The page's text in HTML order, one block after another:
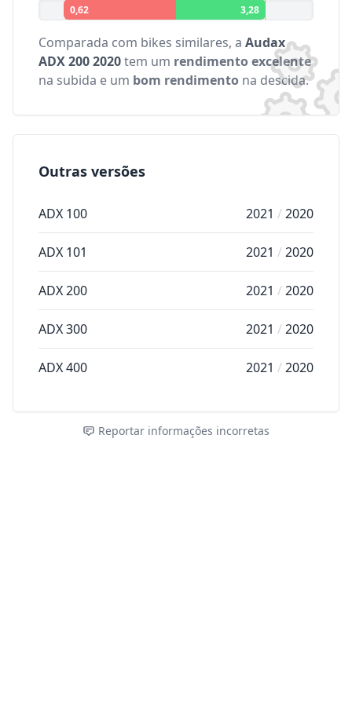
0,62 3,28
Comparada com bikes similares, a Audax
ADX 200 2020tem um rendimento excelente
na subida e um bom rendimento na descida.
Outras versões
ADX 100 2021 /2020
ADX 101 2021 /2020
ADX 200 2021 /2020
ADX 300 2021 /2020
ADX 400 2021 /2020
Reportar informações incorretas